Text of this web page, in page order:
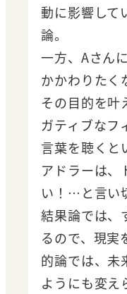
動に影響して
論。
一方、Aさん
かかわりたく
その目的を叶
ガティブなフ
言葉を聴くと
アドラーは、
い！…と言い
結果論では、
るので、現実
的論では、未
ようにも変え